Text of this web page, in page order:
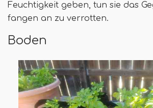
Feuchtigkeit geben, tun sie das
fangen an zu verrotten.
Boden